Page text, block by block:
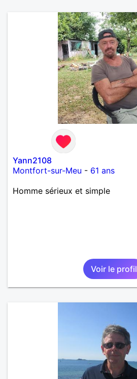
Yann2108
Montfort-sur-Meu - 61 ans
Homme sérieux et simple
Voir le profil